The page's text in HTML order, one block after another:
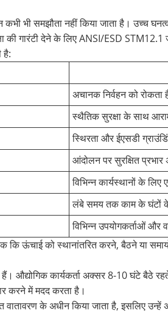
भी समझौता नहीं किया जाता है। उच्च
गारंटी देने के लिए ANSI/ESD STM12.1
है:
अचानक निर्वहन को
स्थैतिक सुरक्षा के साथ
स्थिरता और ईएसडी
आंदोलन पर सुरक्षित प्रभार
विभिन्न कार्यस्थानों के लिए
लंबे समय तक काम के घंटों
विभिन्न उपयोगकर्ताओं और
ऊंचाई को स्थानांतरित करने, बैठने या
हैं। औद्योगिक कार्यकर्ता अक्सर 8-10 घंटे
करने में मदद करता है।
के अधीन किया जाता है, इसलिए